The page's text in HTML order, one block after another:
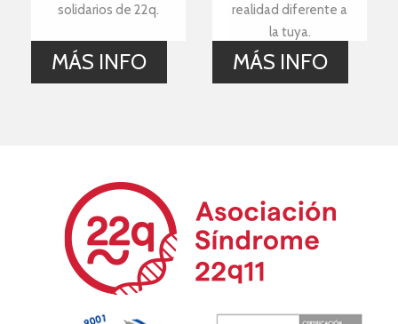
solidarios de 22q.
MÁS INFO
realidad diferente a
la tuya.
MÁS INFO